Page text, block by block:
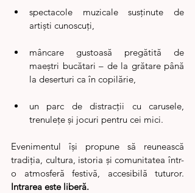
spectacole muzicale susținute de
artiști cunoscuți,
mâncare gustoasă pregătită de
maeștri bucătari – de la grătare până
la deserturi ca în copilărie,
un parc de distracții cu carusele,
trenulețe și jocuri pentru cei mici.
Evenimentul își propune să reunească
tradiția, cultura, istoria și comunitatea într-
Intrarea este liberă.